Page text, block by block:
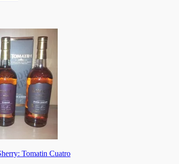
Tomatin Cuatro